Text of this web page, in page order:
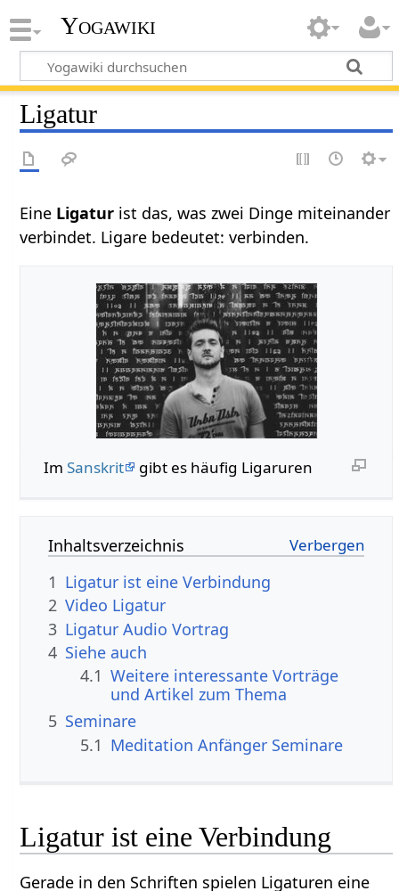
Yogawiki
Ligatur
Eine Ligatur ist das, was zwei Dinge miteinander
verbindet. Ligare bedeutet: verbinden.
Im Sanskrit gibt es häufig Ligaruren
Inhaltsverzeichnis
1 Ligatur ist eine Verbindung
2 Video Ligatur
3 Ligatur Audio Vortrag
4 Siehe auch
4.1 Weitere interessante Vorträge
und Artikel zum Thema
5 Seminare
5.1 Meditation Anfänger Seminare
Ligatur ist eine Verbindung
Gerade in den Schriften spielen Ligaturen eine